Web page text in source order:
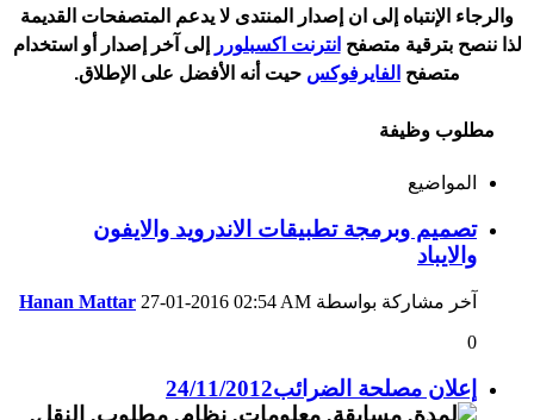
والرجاء الإنتباه إلى ان إصدار المنتدى لا يدعم المتصفحات القديمة
لذا ننصح بترقية متصفح انترنت اكسبلورر إلى آخر إصدار أو استخدام
متصفح الفايرفوكس حيت نه الأفضل على الإطلاق.
مطلوب وظيفة
المواضيع
تصميم وبرمجة تطبيقات الاندرويد والايفون
والايباد
آخر مشاركة بواسطة Hanan Mattar 27-01-2016 02:54 AM
0
إعلان مصلحة الضرائب24/11/2012